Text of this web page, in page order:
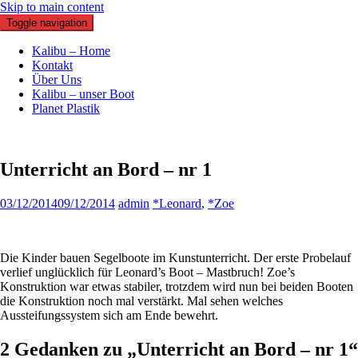
Skip to main content
sy Kalibu
Toggle navigation
Kalibu – Home
Kontakt
Über Uns
Kalibu – unser Boot
Planet Plastik
Unterricht an Bord – nr 1
03/12/201409/12/2014 admin *Leonard, *Zoe
Die Kinder bauen Segelboote im Kunstunterricht. Der erste Probelauf
verlief unglücklich für Leonard’s Boot – Mastbruch! Zoe’s
Konstruktion war etwas stabiler, trotzdem wird nun bei beiden Booten
die Konstruktion noch mal verstärkt. Mal sehen welches
Aussteifungssystem sich am Ende bewehrt.
2 Gedanken zu „Unterricht an Bord – nr 1“